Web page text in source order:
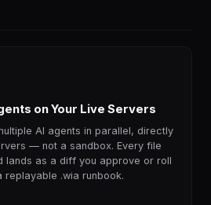
on Your Live Servers
AI agents in parallel, directly
— not a sandbox. Every file
lands as a diff you approve or roll
.wia runbook.